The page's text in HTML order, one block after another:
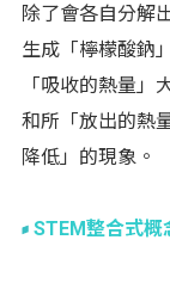
除了會各自分解
生成「檸檬酸鈉
「吸收的熱量」
和所「放出的熱
降低」的現象。
STEM整合式概